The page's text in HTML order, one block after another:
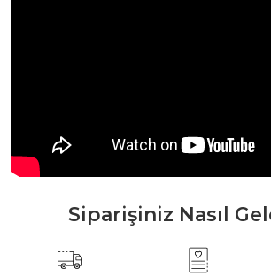
Siparişiniz Nasıl